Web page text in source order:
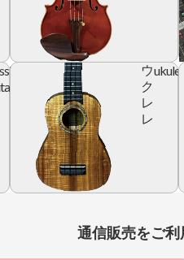
ウ
ク
レ
レ
ukulele
通信販売をご